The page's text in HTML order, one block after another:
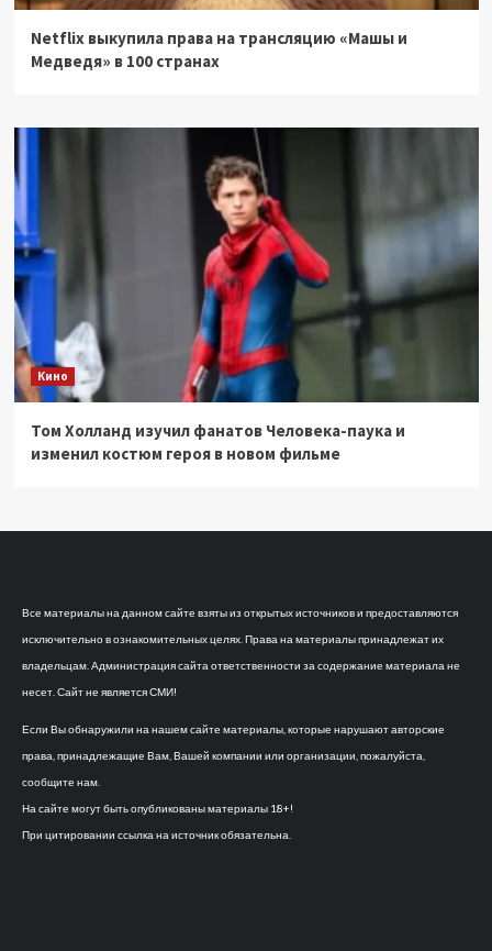
Netflix выкупила права на трансляцию «Машы и
Медведя» в 100 странах
Кино
Том Холланд изучил фанатов Человека-паука и
изменил костюм героя в новом фильме
Все материалы на данном сайте взяты из открытых источников и предоставляются
исключительно в ознакомительных целях. Права на материалы принадлежат их
владельцам. Администрация сайта ответственности за содержание материала не
несет. Сайт не является СМИ!
Если Вы обнаружили на нашем сайте материалы, которые нарушают авторские
права, принадлежащие Вам, Вашей компании или организации, пожалуйста,
сообщите нам.
На сайте могут быть опубликованы материалы 18+!
При цитировании ссылка на источник обязательна.